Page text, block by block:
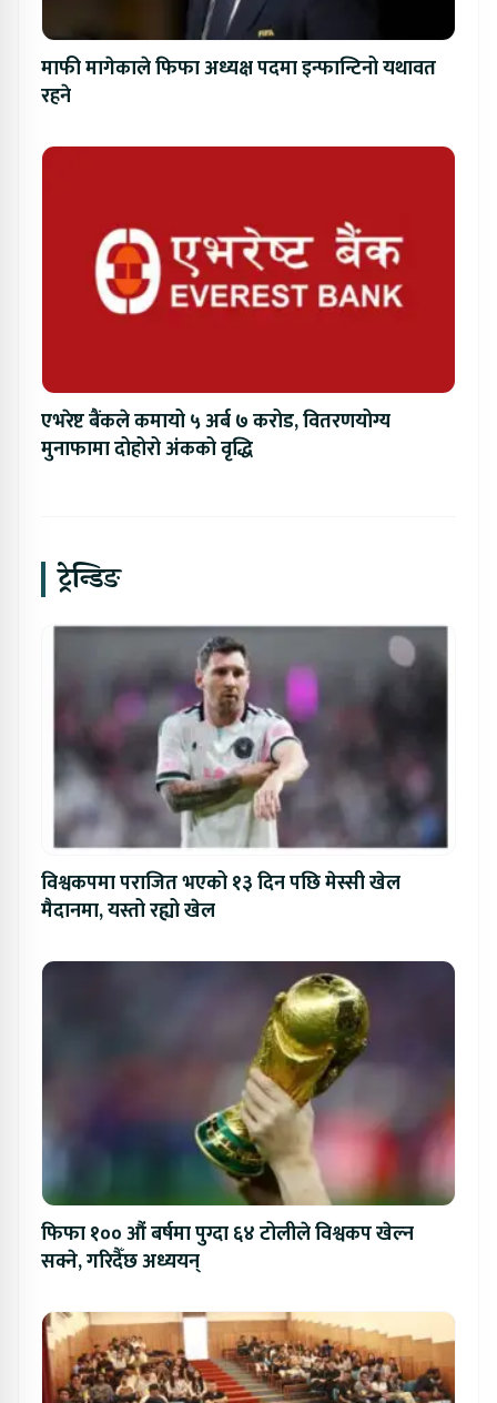
माफी मागेकाले फिफा अध्यक्ष पदमा इन्फान्टिनो यथावत
रहने
एभरेष्ट बैंकले कमायो ५ अर्ब ७ करोड, वितरणयोग्य
मुनाफामा दोहोरो अंकको वृद्धि
ट्रेन्डिङ
विश्वकपमा पराजित भएको १३ दिन पछि मेस्सी खेल
मैदानमा, यस्तो रह्यो खेल
फिफा १०० औं बर्षमा पुग्दा ६४ टोलीले विश्वकप खेल्न
सक्ने, गरिदैँछ अध्ययन्